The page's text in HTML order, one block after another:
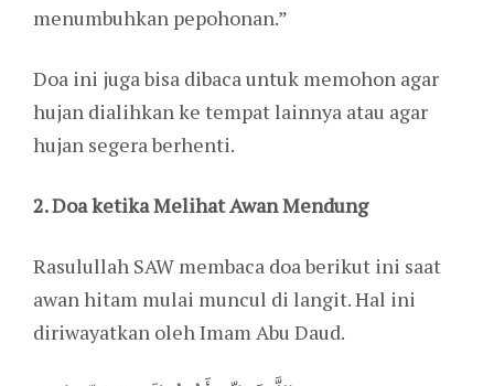
menumbuhkan pepohonan.”
Doa ini juga bisa dibaca untuk memohon agar
hujan dialihkan ke tempat lainnya atau agar
hujan segera berhenti.
2. Doa ketika Melihat Awan Mendung
Rasulullah SAW membaca doa berikut ini saat
awan hitam mulai muncul di langit. Hal ini
diriwayatkan oleh Imam Abu Daud.